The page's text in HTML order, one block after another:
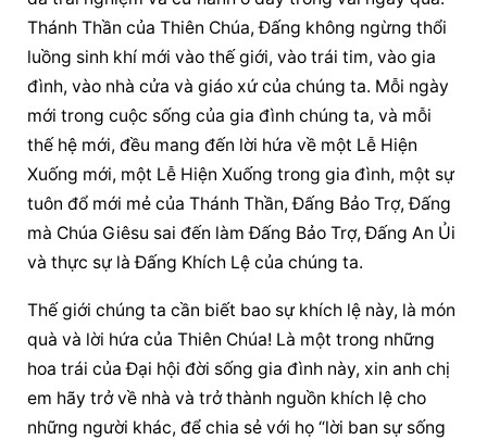
Thánh Thần của Thiên Chúa, Đấng không ngừng thổi
luồng sinh khí mới vào thế giới, vào trái tim, vào gia
đình, vào nhà cửa và giáo xứ của chúng ta. Mỗi ngày
mới trong cuộc sống của gia đình chúng ta, và mỗi
thế hệ mới, đều mang đến lời hứa về một Lễ Hiện
Xuống mới, một Lễ Hiện Xuống trong gia đình, một sự
tuôn đổ mới mẻ của Thánh Thần, Đấng Bảo Trợ, Đấng
mà Chúa Giêsu sai đến làm Đấng Bảo Trợ, Đấng An Ủi
và thực sự là Đấng Khích Lệ của chúng ta.
Thế giới chúng ta cần biết bao sự khích lệ này, là món
quà và lời hứa của Thiên Chúa! Là một trong những
hoa trái của Đại hội đời sống gia đình này, xin anh chị
em hãy trở về nhà và trở thành nguồn khích lệ cho
những người khác, để chia sẻ với họ “lời ban sự sống